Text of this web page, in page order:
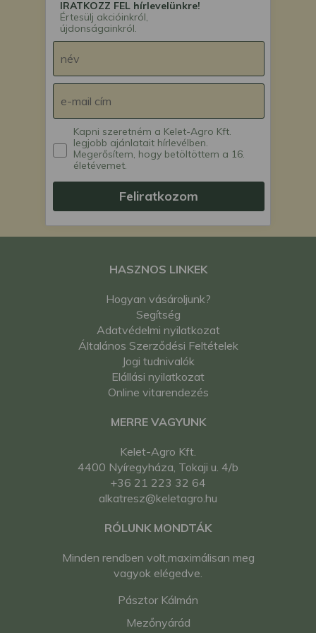
IRATKOZZ FEL hírlevelünkre!
Értesülj akcióinkról,
újdonságainkról.
Kapni szeretném a Kelet-Agro Kft.
legjobb ajánlatait hírlevélben.
Megerősítem, hogy betöltöttem a 16.
életévemet.
Feliratkozom
HASZNOS LINKEK
Hogyan vásároljunk?
Segítség
Adatvédelmi nyilatkozat
Általános Szerződési Feltételek
Jogi tudnivalók
Elállási nyilatkozat
Online vitarendezés
MERRE VAGYUNK
Kelet-Agro Kft.
4400 Nyíregyháza, Tokaji u. 4/b
+36 21 223 32 64
alkatresz@keletagro.hu
RÓLUNK MONDTÁK
Minden rendben volt,maximálisan meg
vagyok elégedve.
Pásztor Kálmán
Mezőnyárád